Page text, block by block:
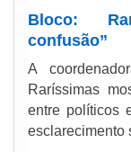
Bloco:
confusão”
A
Raríssimas
entre políticos
esclarecimento